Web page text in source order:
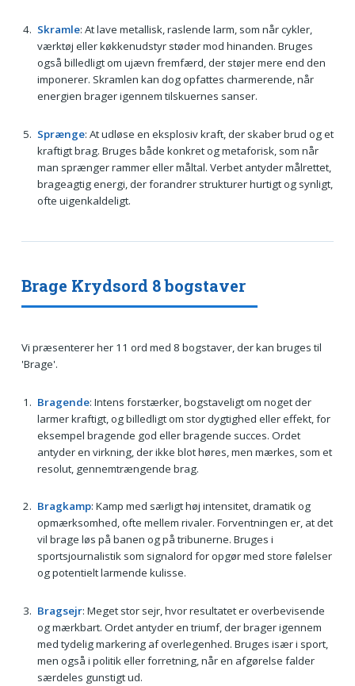
Skramle: At lave metallisk, raslende larm, som når cykler,
værktøj eller køkkenudstyr støder mod hinanden. Bruges
også billedligt om ujævn fremfærd, der støjer mere end den
imponerer. Skramlen kan dog opfattes charmerende, når
energien brager igennem tilskuernes sanser.
Sprænge: At udløse en eksplosiv kraft, der skaber brud og et
kraftigt brag. Bruges både konkret og metaforisk, som når
man sprænger rammer eller måltal. Verbet antyder målrettet,
brageagtig energi, der forandrer strukturer hurtigt og synligt,
ofte uigenkaldeligt.
Brage Krydsord 8 bogstaver
Vi præsenterer her 11 ord med 8 bogstaver, der kan bruges til
'Brage'.
Bragende: Intens forstærker, bogstaveligt om noget der
larmer kraftigt, og billedligt om stor dygtighed eller effekt, for
eksempel bragende god eller bragende succes. Ordet
antyder en virkning, der ikke blot høres, men mærkes, som et
resolut, gennemtrængende brag.
Bragkamp: Kamp med særligt høj intensitet, dramatik og
opmærksomhed, ofte mellem rivaler. Forventningen er, at det
vil brage løs på banen og på tribunerne. Bruges i
sportsjournalistik som signalord for opgør med store følelser
og potentielt larmende kulisse.
Bragsejr: Meget stor sejr, hvor resultatet er overbevisende
og mærkbart. Ordet antyder en triumf, der brager igennem
med tydelig markering af overlegenhed. Bruges især i sport,
men også i politik eller forretning, når en afgørelse falder
særdeles gunstigt ud.